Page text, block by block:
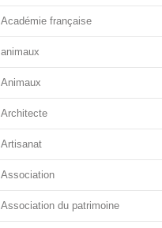
Académie française
animaux
Animaux
Architecte
Artisanat
Association
Association du patrimoine